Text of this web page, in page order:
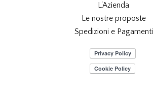
L'Azienda
Le nostre proposte
Spedizioni e Pagamenti